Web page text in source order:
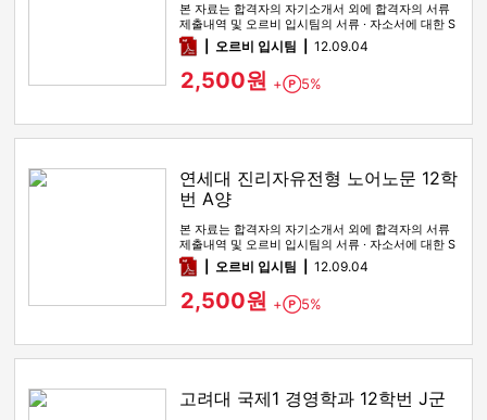
본 자료는 합격자의 자기소개서 외에 합격자의 서류
제출내역 및 오르비 입시팀의 서류 · 자소서에 대한 S
WOT 분석이 포함돼 …
pdf오르비 입시팀 12.09.04
2,500원 + Point
5%
연세대 진리자유전형 노어노문 12학
번 A양
본 자료는 합격자의 자기소개서 외에 합격자의 서류
제출내역 및 오르비 입시팀의 서류 · 자소서에 대한 S
WOT 분석이 포함돼 …
pdf오르비 입시팀 12.09.04
2,500원 + Point
5%
고려대 국제1 경영학과 12학번 J군